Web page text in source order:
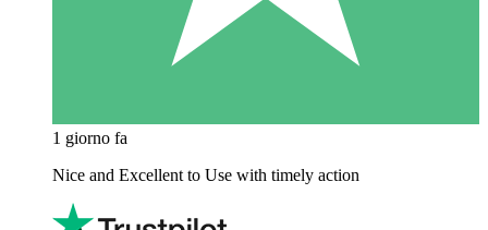
1 giorno fa
Nice and Excellent to Use with timely action